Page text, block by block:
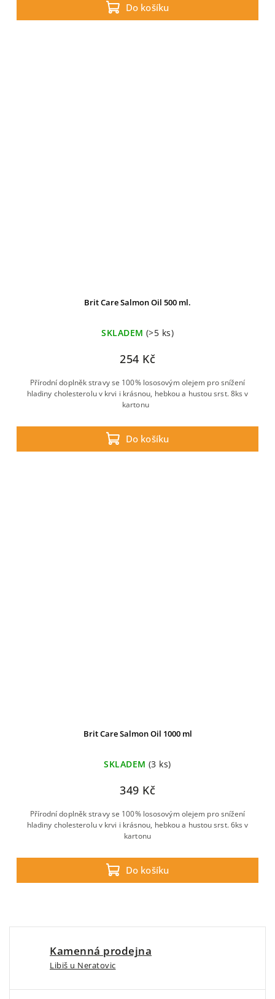
Do košíku
Brit Care Salmon Oil 500 ml.
SKLADEM (>5 ks)
254 Kč
Do košíku
Přírodní doplněk stravy se 100% lososovým olejem pro snížení
hladiny cholesterolu v krvi i krásnou, hebkou a hustou srst. 8ks v
kartonu
Brit Care Salmon Oil 1000 ml
SKLADEM (3 ks)
349 Kč
Do košíku
Přírodní doplněk stravy se 100% lososovým olejem pro snížení
hladiny cholesterolu v krvi i krásnou, hebkou a hustou srst. 6ks v
kartonu
Kamenná prodejna
Libiš u Neratovic